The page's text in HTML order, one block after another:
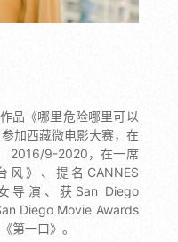
品《哪里危险哪里可以
加西藏微电影大赛，在
2016/9-2020，在一席
》、提名CANNES
导演、获San Diego
Diego Movie Awards
第一口》。